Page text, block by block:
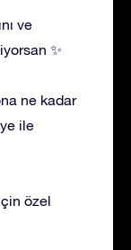
ve
✨
ne kadar
ile
özel